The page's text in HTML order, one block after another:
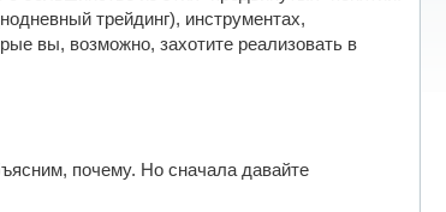
трейдинг), инструментах,
вы, возможно, захотите реализовать в
почему. Но сначала давайте